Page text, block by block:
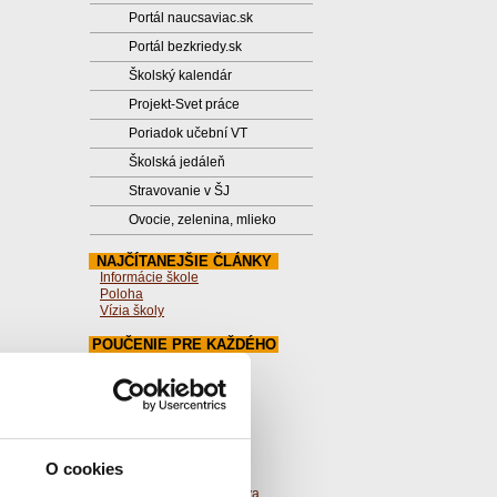
O cookies
Portál naucsaviac.sk
Portál bezkriedy.sk
Školský kalendár
Projekt-Svet práce
Poriadok učební VT
Školská jedáleň
Stravovanie v ŠJ
Ovocie, zelenina, mlieko
NAJČÍTANEJŠIE ČLÁNKY
Informácie škole
Poloha
Vízia školy
POUČENIE PRE KAŽDÉHO
Štátny pedagogický ústav
O vzdelávaní a výchove na
základných a stredných
Stránky obce
Internetové stránky obce
Krajné
Mapa regionálneho školstva